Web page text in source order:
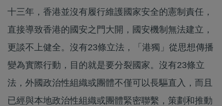
十三年，香港並沒有履行維護國家安全的憲制責任，
直接導致香港的國安之門大開，國安機制無法建立，
更談不上健全。沒有23條立法，「港獨」從思想傳播
變為實際行動，目的就是要分裂國家。沒有23條立
法，外國政治性組織或團體不僅可以長驅直入，而且
已經與本地政治性組織或團體緊密聯繫，策劃和推動